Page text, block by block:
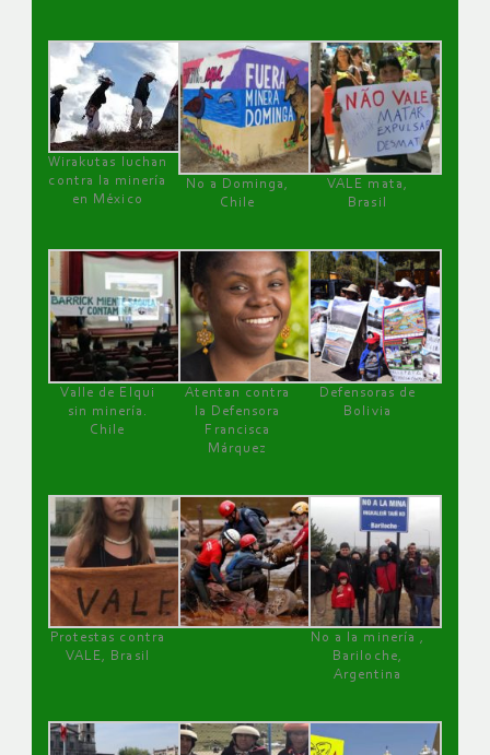
Wirakutas luchan
contra la minería
en México
No a Dominga,
Chile
VALE mata,
Brasil
Valle de Elqui
sin minería.
Chile
Atentan contra
la Defensora
Francisca
Márquez
Defensoras de
Bolivia
Protestas contra
VALE, Brasil
No a la minería ,
Bariloche,
Argentina